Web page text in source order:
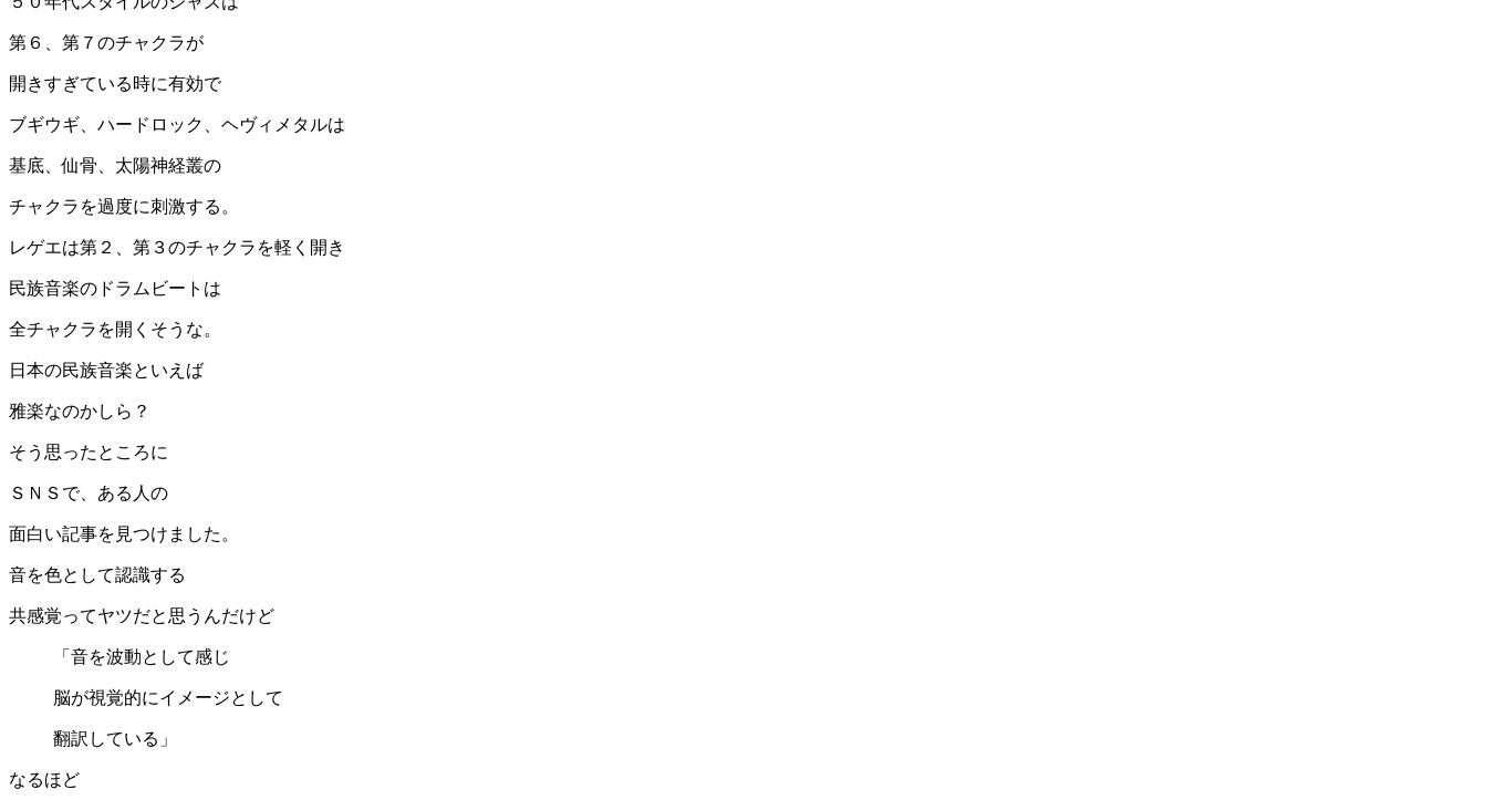
第６、第７のチャクラが
開きすぎている時に有効で
ブギウギ、ハードロック、ヘヴィメタルは
基底、仙骨、太陽神経叢の
チャクラを過度に刺激する。
レゲエは第２、第３のチャクラを軽く開き
民族音楽のドラムビートは
全チャクラを開くそうな。
日本の民族音楽といえば
雅楽なのかしら？
そう思ったところに
ＳＮＳで、ある人の
面白い記事を見つけました。
音を色として認識する
共感覚ってヤツだと思うんだけど
「音を波動として感じ
脳が視覚的にイメージとして
翻訳している」
なるほど